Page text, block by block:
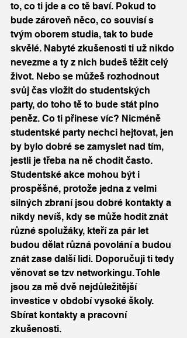
to, co ti jde a co tě baví. Pokud to
bude zároveň něco, co souvisí s
tvým oborem studia, tak to bude
skvělé. Nabyté zkušenosti ti už nikdo
nevezme a ty z nich budeš těžit celý
život. Nebo se můžeš rozhodnout
svůj čas vložit do studentských
party, do toho tě to bude stát plno
peněz. Co ti přinese víc? Nicméně
studentské party nechci hejtovat, jen
by bylo dobré se zamyslet nad tím,
jestli je třeba na ně chodit často.
Studentské akce mohou být i
prospěšné, protože jedna z velmi
silných zbraní jsou dobré kontakty a
nikdy nevíš, kdy se může hodit znát
různé spolužáky, kteří za pár let
budou dělat různá povolání a budou
znát zase další lidi. Doporučuji ti tedy
věnovat se tzv networkingu. Tohle
jsou za mě dvě nejdůležitější
investice v období vysoké školy.
Sbírat kontakty a pracovní
zkušenosti.